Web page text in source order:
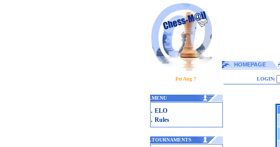
HOMEPAGE
Fri Aug 7 LOGIN:
.MENU
. ELO
. Rules
.TOURNAMENTS